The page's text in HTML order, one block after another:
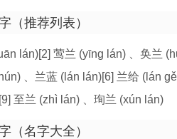
（推荐列表）
lán)[2] 莺兰 (yīng lán) 、奂兰
、兰蓝 (lán lán)[6] 兰给 (lán
至兰 (zhì lán) 、珣兰 (xún lán)
（名字大全）